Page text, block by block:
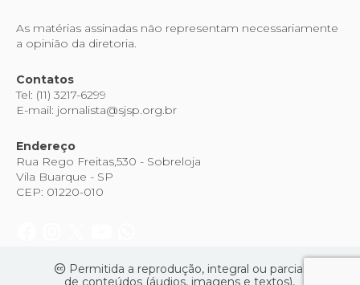
As matérias assinadas não representam necessariamente
a opinião da diretoria.
Contatos
Tel: (11) 3217-6299
E-mail: jornalista@sjsp.org.br
Endereço
Rua Rego Freitas,530 - Sobreloja
Vila Buarque - SP
CEP: 01220-010
Permitida a reprodução, integral ou parcial
de conteúdos (áudios, imagens e textos),